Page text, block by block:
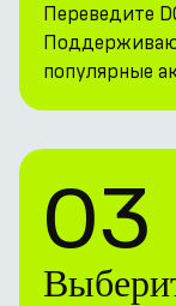
Переведите
популярные
03